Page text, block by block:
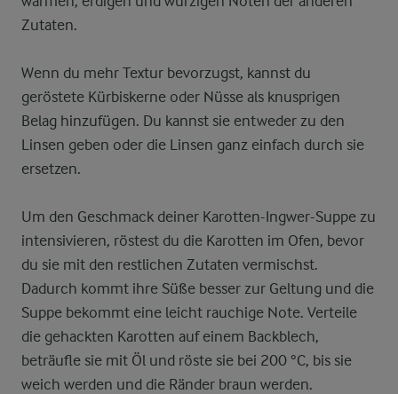
Zutaten.
Wenn du mehr Textur bevorzugst, kannst du
geröstete Kürbiskerne oder Nüsse als knusprigen
Belag hinzufügen. Du kannst sie entweder zu den
Linsen geben oder die Linsen ganz einfach durch sie
ersetzen.
Um den Geschmack deiner Karotten-Ingwer-Suppe zu
intensivieren, röstest du die Karotten im Ofen, bevor
du sie mit den restlichen Zutaten vermischst.
Dadurch kommt ihre Süße besser zur Geltung und die
Suppe bekommt eine leicht rauchige Note. Verteile
die gehackten Karotten auf einem Backblech,
beträufle sie mit Öl und röste sie bei 200 °C, bis sie
weich werden und die Ränder braun werden.